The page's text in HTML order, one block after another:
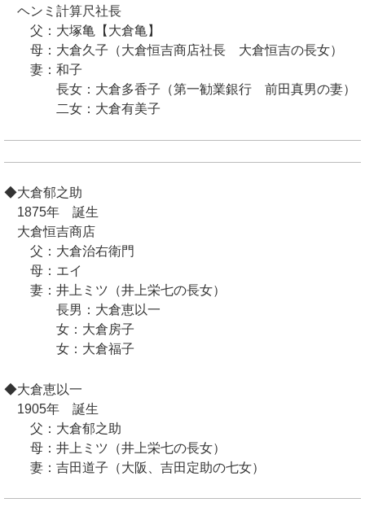
ヘンミ計算尺社長
父：大塚亀【大倉亀】
母：大倉久子（大倉恒吉商店社長 大倉恒吉の長女）
妻：和子
長女：大倉多香子（第一勧業銀行 前田真男の妻）
二女：大倉有美子
◆大倉郁之助
1875年 誕生
大倉恒吉商店
父：大倉治右衛門
母：エイ
妻：井上ミツ（井上栄七の長女）
長男：大倉恵以一
女：大倉房子
女：大倉福子
◆大倉恵以一
1905年 誕生
父：大倉郁之助
母：井上ミツ（井上栄七の長女）
妻：吉田道子（大阪、吉田定助の七女）